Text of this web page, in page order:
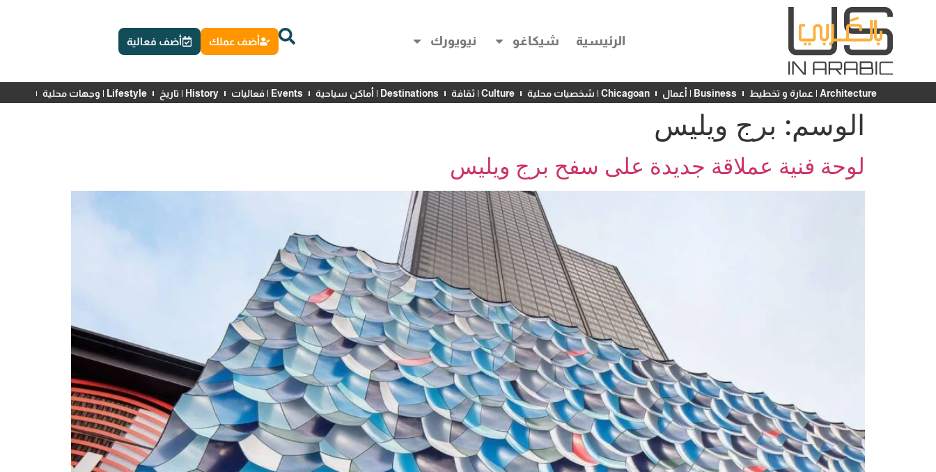
الرئيسية شيكاغو نيويورك أضف عملك أضف فعالية
Architecture | عمارة و تخطيط Business | أعمال Chicagoan | شخصيات محلية Culture | ثقافة Destinations | أماكن سياحية Events | فعاليات History | تاريخ Lifestyle | وجهات محلية
الوسم: برج ويليس
لوحة فنية عملاقة جديدة على سفح برج ويليس